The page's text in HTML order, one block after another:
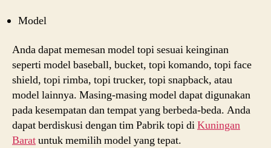
Model
Anda dapat memesan model topi sesuai keinginan
seperti model baseball, bucket, topi komando, topi face
shield, topi rimba, topi trucker, topi snapback, atau
model lainnya. Masing-masing model dapat digunakan
pada kesempatan dan tempat yang berbeda-beda. Anda
dapat berdiskusi dengan tim Pabrik topi diKuningan
Baratuntuk memilih model yang tepat.